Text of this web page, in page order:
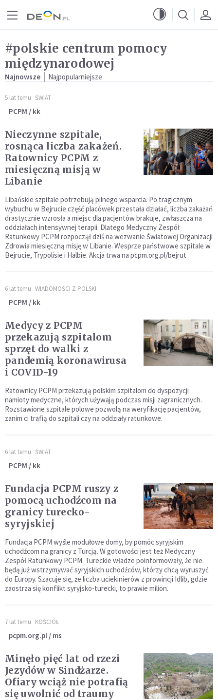
#polskie centrum pomocy
międzynarodowej
Najnowsze Najpopularniejsze
5 lat temu ŚWIAT
PCPM / kk
Nieczynne szpitale,
rosnąca liczba zakażeń.
Ratownicy PCPM z
miesięczną misją w
Libanie
Libańskie szpitale potrzebują pilnego wsparcia. Po tragicznym
wybuchu w Bejrucie część placówek przestała działać, liczba zakażań
drastycznie wzrosła a miejsc dla pacjentów brakuje, zwłaszcza na
oddziałach intensywnej terapii. Dlatego Medyczny Zespół
Ratunkowy PCPM rozpoczął dziś na wezwanie Światowej Organizacji
Zdrowia miesięczną misję w Libanie. Wesprze państwowe szpitale w
Bejrucie, Trypolisie i Halbie. Akcja trwa na pcpm.org.pl/bejrut
6 lat temu WIADOMOŚCI Z POLSKI
PCPM / kk
Medycy z PCPM
przekazują szpitalom
sprzęt do walki z
pandemią koronawirusa
i COVID-19
Ratownicy PCPM przekazują polskim szpitalom do dyspozycji
namioty medyczne, których używają podczas misji zagranicznych.
Rozstawione szpitale polowe pozwolą na weryfikację pacjentów,
zanim ci trafią do szpitali czy na oddziały ratunkowe.
6 lat temu ŚWIAT
PCPM / kk
Fundacja PCPM ruszy z
pomocą uchodźcom na
granicy turecko-
syryjskiej
Fundacja PCPM wyśle modułowe domy, by pomóc syryjskim
uchodźcom na granicy z Turcją. W gotowości jest też Medyczny
Zespół Ratunkowy PCPM. Tureckie władze poinformowały, że nie
będą już wstrzymywać syryjskich uchodźców, którzy chcą wyruszyć
do Europy. Szacuje się, że liczba uciekinierów z prowincji Idlib, gdzie
zaostrza się konflikt syryjsko-turecki, to prawie milion.
7 lat temu KOŚCIÓŁ
pcpm.org.pl / ms
Minęło pięć lat od rzezi
Jezydów w Sindżarze.
Ofiary wciąż nie potrafią
się uwolnić od traumy